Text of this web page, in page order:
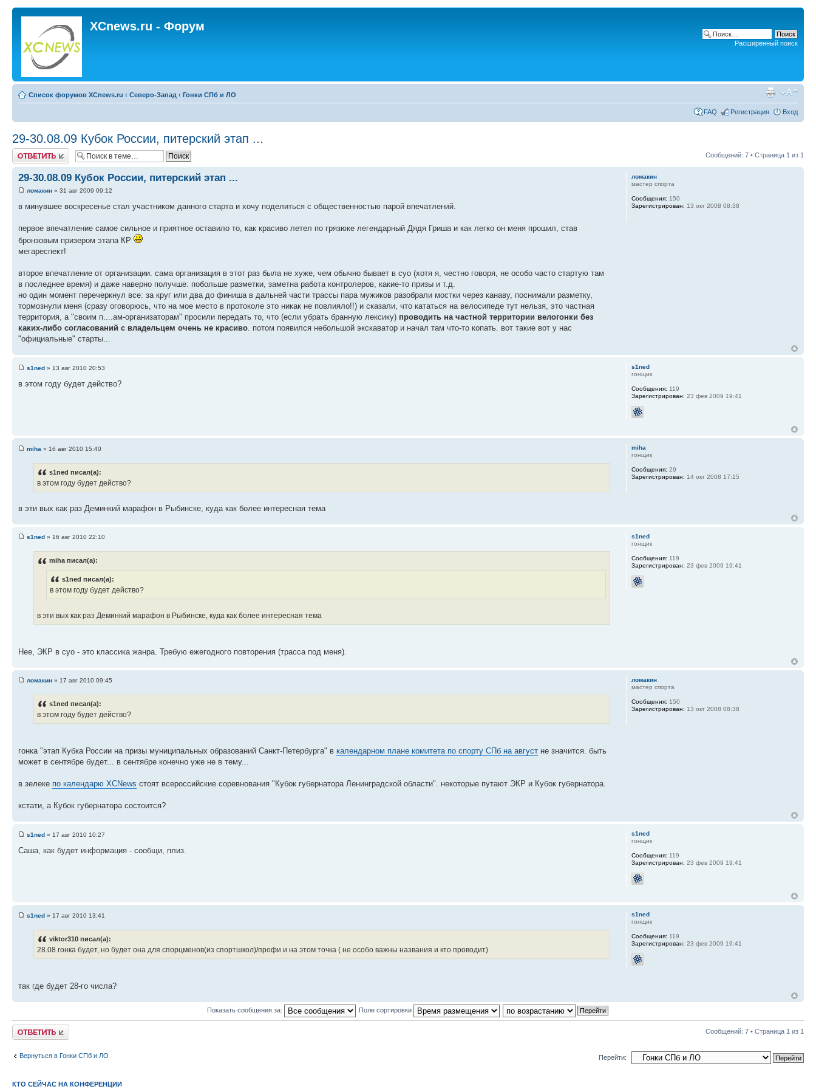
XCnews.ru - Форум
Расширенный поиск
Список форумов XCnews.ru ‹ Северо-Запад ‹ Гонки СПб и ЛО
FAQ Регистрация Вход
29-30.08.09 Кубок России, питерский этап ...
Ответить Сообщений: 7 • Страница 1 из 1
29-30.08.09 Кубок России, питерский этап ...
ломакин » 31 авг 2009 09:12
в минувшее воскресенье стал участником данного старта и хочу поделиться с общественностью парой впечатлений.
первое впечатление самое сильное и приятное оставило то, как красиво летел по грязюке легендарный Дядя Гриша и как легко он меня прошил, став
бронзовым призером этапа КР
мегареспект!
второе впечатление от организации. сама организация в этот раз была не хуже, чем обычно бывает в суо (хотя я, честно говоря, не особо часто стартую там
в последнее время) и даже наверно получше: побольше разметки, заметна работа контролеров, какие-то призы и т.д.
но один момент перечеркнул все: за круг или два до финиша в дальней части трассы пара мужиков разобрали мостки через канаву, поснимали разметку,
тормознули меня (сразу оговорюсь, что на мое место в протоколе это никак не повлияло!!) и сказали, что кататься на велосипеде тут нельзя, это частная
территория, а "своим п....ам-организаторам" просили передать то, что (если убрать бранную лексику) проводить на частной территории велогонки без
каких-либо согласований с владельцем очень не красиво. потом появился небольшой экскаватор и начал там что-то копать. вот такие вот у нас
"официальные" старты...
ломакин
мастер спорта
Сообщения: 150
Зарегистрирован: 13 окт 2008 08:38
s1ned » 13 авг 2010 20:53
в этом году будет действо?
s1ned
гонщик
Сообщения: 119
Зарегистрирован: 23 фев 2009 19:41
miha » 16 авг 2010 15:40
s1ned писал(а):
в этом году будет действо?
в эти вых как раз Деминкий марафон в Рыбинске, куда как более интересная тема
miha
гонщик
Сообщения: 29
Зарегистрирован: 14 окт 2008 17:15
s1ned » 16 авг 2010 22:10
miha писал(а):
s1ned писал(а):
в этом году будет действо?
в эти вых как раз Деминкий марафон в Рыбинске, куда как более интересная тема
Нее, ЭКР в суо - это классика жанра. Требую ежегодного повторения (трасса под меня).
s1ned
гонщик
Сообщения: 119
Зарегистрирован: 23 фев 2009 19:41
ломакин » 17 авг 2010 09:45
s1ned писал(а):
в этом году будет действо?
гонка "этап Кубка России на призы муниципальных образований Санкт-Петербурга" в календарном плане комитета по спорту СПб на август не значится. быть
может в сентябре будет... в сентябре конечно уже не в тему...
в зелеке по календарю XCNews стоят всероссийские соревнования "Кубок губернатора Ленинградской области". некоторые путают ЭКР и Кубок губернатора.
кстати, а Кубок губернатора состоится?
ломакин
мастер спорта
Сообщения: 150
Зарегистрирован: 13 окт 2008 08:38
s1ned » 17 авг 2010 10:27
Саша, как будет информация - сообщи, плиз.
s1ned
гонщик
Сообщения: 119
Зарегистрирован: 23 фев 2009 19:41
s1ned » 17 авг 2010 13:41
viktor310 писал(а):
28.08 гонка будет, но будет она для спорцменов(из спортшкол)/профи и на этом точка ( не особо важны названия и кто проводит)
так где будет 28-го числа?
s1ned
гонщик
Сообщения: 119
Зарегистрирован: 23 фев 2009 19:41
Показать сообщения за: Поле сортировки
Ответить Сообщений: 7 • Страница 1 из 1
Вернуться в Гонки СПб и ЛО Перейти:
КТО СЕЙЧАС НА КОНФЕРЕНЦИИ